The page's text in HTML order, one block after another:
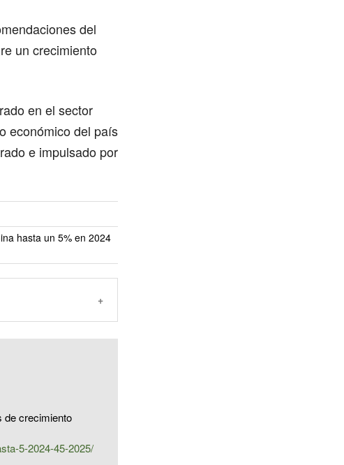
del
un crecimiento
en el sector
económico del país
e impulsado por
hasta un 5% en 2024
de crecimiento
5-2024-45-2025/